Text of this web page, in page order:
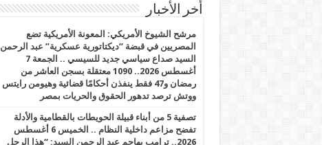
أخر الأخبار
مرشح الشيوخ الأمريكي: المعونة الأمريكية تضع
المصريين في قبضة “ديكتاتورية عسكرية” عبد الرحمن
السيد صداع سياسي جديد للسيسي .. الجمعة 7
أغسطس 2026.. 1090 معتقلة بسجن العاشر من
رمضان و47 فقط ينفذن أحكامًا قضائية وهيومن رايتس
ووتش ترصد تدهور الحقوق والحريات بمصر
تصفية 5 من أبناء قبيلة الحويطات بالقطامية والأدلة
تفضح مزاعم داخلية النظام .. الخميس 6 أغسطس
2026.. ترامب يهاجم عبد الرحمن السيد: “هذا الرجل